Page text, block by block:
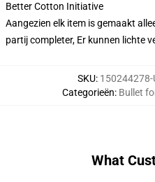
Better Cotton Initiative
Aangezien elk item is gemaakt
partij completer, Er kunnen lichte
SKU: 150244278-
Categorieën: Bullet
What